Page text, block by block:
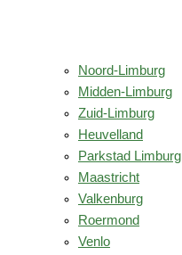
Noord-Limburg
Midden-Limburg
Zuid-Limburg
Heuvelland
Parkstad Limburg
Maastricht
Valkenburg
Roermond
Venlo